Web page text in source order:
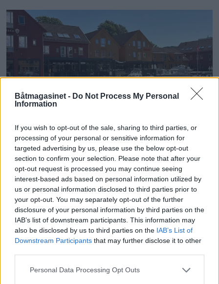
Båtmagasinet - Do Not Process My Personal
Information
If you wish to opt-out of the sale, sharing to third parties, or
processing of your personal or sensitive information for
targeted advertising by us, please use the below opt-out
section to confirm your selection. Please note that after your
opt-out request is processed you may continue seeing
interest-based ads based on personal information utilized by
us or personal information disclosed to third parties prior to
your opt-out. You may separately opt-out of the further
disclosure of your personal information by third parties on the
IAB’s list of downstream participants. This information may
also be disclosed by us to third parties on the IAB’s List of
Downstream Participants that may further disclose it to other
Personal Data Processing Opt Outs
Politiet med storaksjon -
flere anmeldt